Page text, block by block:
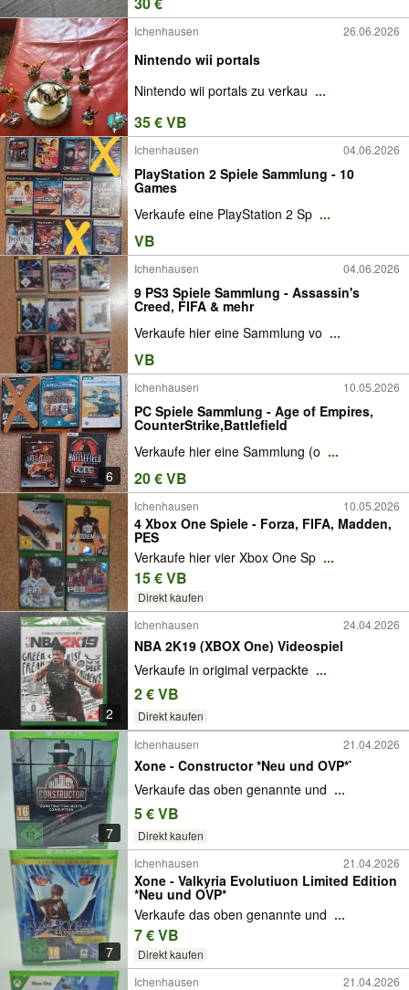
Ichenhausen 26.06.2026
Nintendo wii portals
Nintendo wii portals zu verkau ...
35 € VB
Ichenhausen 04.06.2026
PlayStation 2 Spiele Sammlung - 10
Games
Verkaufe eine PlayStation 2 Sp ...
VB
Ichenhausen 04.06.2026
9 PS3 Spiele Sammlung - Assassin's
Creed, FIFA & mehr
Verkaufe hier eine Sammlung vo ...
VB
6
Ichenhausen 10.05.2026
PC Spiele Sammlung - Age of Empires,
CounterStrike,Battlefield
Verkaufe hier eine Sammlung (o ...
20 € VB
Ichenhausen 10.05.2026
4 Xbox One Spiele - Forza, FIFA, Madden,
PES
Verkaufe hier vier Xbox One Sp ...
15 € VB
Direkt kaufen
2
Ichenhausen 24.04.2026
NBA 2K19 (XBOX One) Videospiel
Verkaufe in origimal verpackte ...
2 € VB
Direkt kaufen
7
Ichenhausen 21.04.2026
Xone - Constructor *Neu und OVP*`
Verkaufe das oben genannte und ...
5 € VB
Direkt kaufen
7
Ichenhausen 21.04.2026
Xone - Valkyria Evolutiuon Limited Edition
*Neu und OVP*
Verkaufe das oben genannte und ...
7 € VB
Direkt kaufen
Ichenhausen 21.04.2026